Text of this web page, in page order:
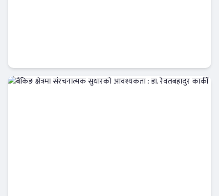
दृष्टिकोण